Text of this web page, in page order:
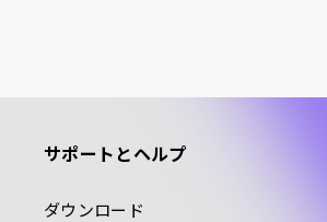
サポートとヘルプ
ダウンロード